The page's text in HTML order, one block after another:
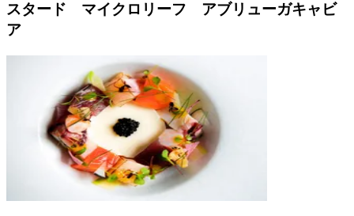
スタード マイクロリーフ アブリューガキャビ
ア